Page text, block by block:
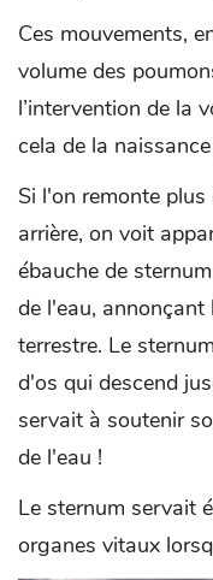
Ces mouvements,
volume des
l’intervention de la
cela de la
Si l'on remonte
arrière, on voit
ébauche de
de l'eau,
terrestre. Le
d'os qui descend
servait à soutenir
de l'eau !
Le sternum servait
organes vitaux